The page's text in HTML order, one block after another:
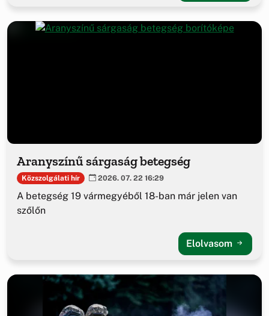
Aranyszínű sárgaság betegség
Közszolgálati hír 2026. 07. 22 16:29
A betegség 19 vármegyéből 18-ban már jelen van
szőlőn
Elolvasom